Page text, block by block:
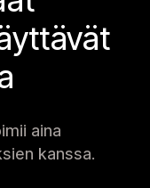
aina
kanssa.